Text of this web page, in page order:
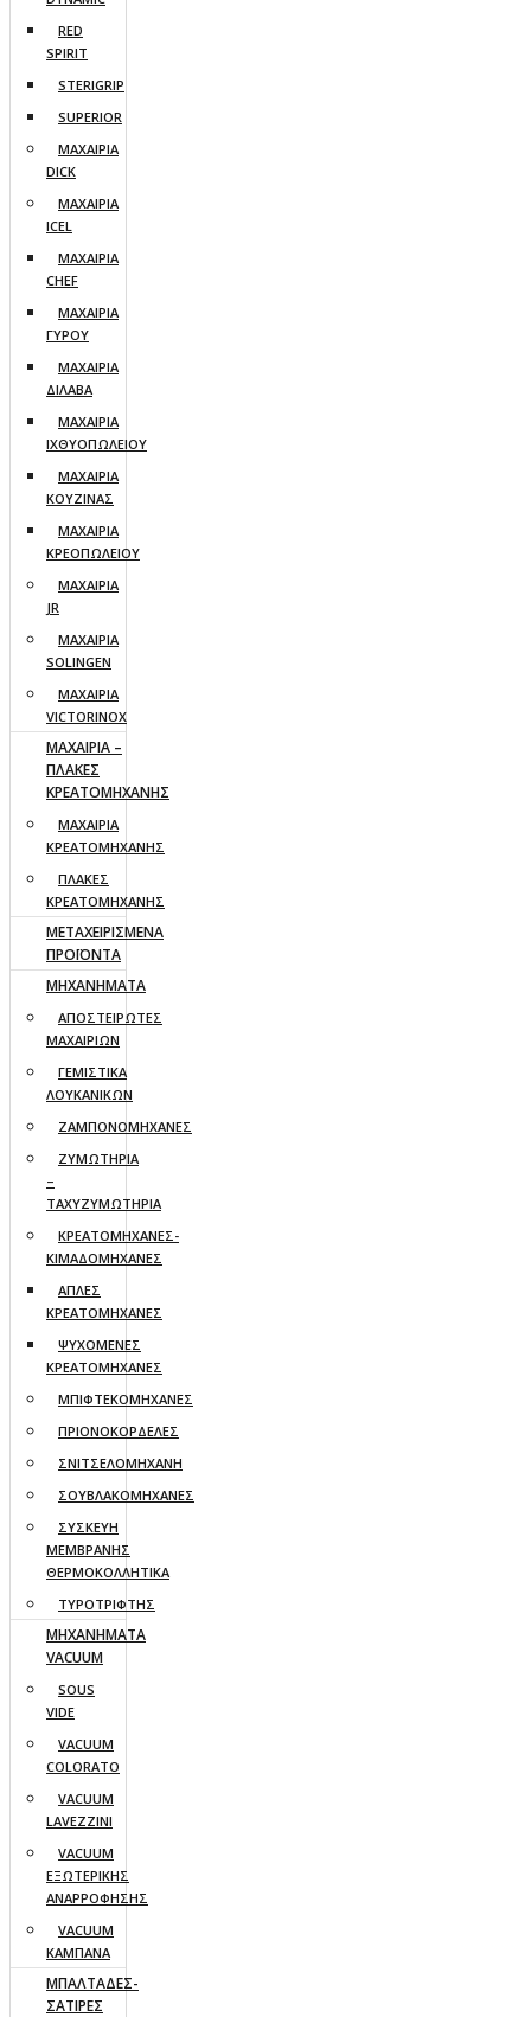
RED
SPIRIT
STERIGRIP
SUPERIOR
ΜΑΧΑΙΡΙΑ
DICK
ΜΑΧΑΙΡΙΑ
ICEL
ΜΑΧΑΙΡΙΑ
CHEF
ΜΑΧΑΙΡΙΑ
ΓΥΡΟΥ
ΜΑΧΑΙΡΙΑ
ΔΙΛΑΒΑ
ΜΑΧΑΙΡΙΑ
ΙΧΘΥΟΠΩΛΕΙΟΥ
ΜΑΧΑΙΡΙΑ
ΚΟΥΖΙΝΑΣ
ΜΑΧΑΙΡΙΑ
ΚΡΕΟΠΩΛΕΙΟΥ
ΜΑΧΑΙΡΙΑ
JR
ΜΑΧΑΙΡΙΑ
SOLINGEN
ΜΑΧΑΙΡΙΑ
VICTORINOX
ΜΑΧΑΙΡΙΑ –
ΠΛΑΚΕΣ
ΚΡΕΑΤΟΜΗΧΑΝΗΣ
ΜΑΧΑΙΡΙΑ
ΚΡΕΑΤΟΜΗΧΑΝΗΣ
ΠΛΑΚΕΣ
ΚΡΕΑΤΟΜΗΧΑΝΗΣ
ΜΕΤΑΧΕΙΡΙΣΜΕΝΑ
ΠΡΟΪΟΝΤΑ
ΜΗΧΑΝΗΜΑΤΑ
ΑΠΟΣΤΕΙΡΩΤΕΣ
ΜΑΧΑΙΡΙΩΝ
ΓΕΜΙΣΤΙΚΑ
ΛΟΥΚΑΝΙΚΩΝ
ΖΑΜΠΟΝΟΜΗΧΑΝΕΣ
ΖΥΜΩΤΗΡΙΑ
–
ΤΑΧΥΖΥΜΩΤΗΡΙΑ
ΚΡΕΑΤΟΜΗΧΑΝΕΣ-
ΚΙΜΑΔΟΜΗΧΑΝΕΣ
ΑΠΛΕΣ
ΚΡΕΑΤΟΜΗΧΑΝΕΣ
ΨΥΧΟΜΕΝΕΣ
ΚΡΕΑΤΟΜΗΧΑΝΕΣ
ΜΠΙΦΤΕΚΟΜΗΧΑΝΕΣ
ΠΡΙΟΝΟΚΟΡΔΕΛΕΣ
ΣΝΙΤΣΕΛΟΜΗΧΑΝΗ
ΣΟΥΒΛΑΚΟΜΗΧΑΝΕΣ
ΣΥΣΚΕΥΗ
ΜΕΜΒΡΑΝΗΣ
ΘΕΡΜΟΚΟΛΛΗΤΙΚΑ
ΤΥΡΟΤΡΙΦΤΗΣ
ΜΗΧΑΝΗΜΑΤΑ
VACUUM
SOUS
VIDE
VACUUM
COLORATO
VACUUM
LAVEZZINI
VACUUM
ΕΞΩΤΕΡΙΚΗΣ
ΑΝΑΡΡΟΦΗΣΗΣ
VACUUM
ΚΑΜΠΑΝΑ
ΜΠΑΛΤΑΔΕΣ-
ΣΑΤΙΡΕΣ